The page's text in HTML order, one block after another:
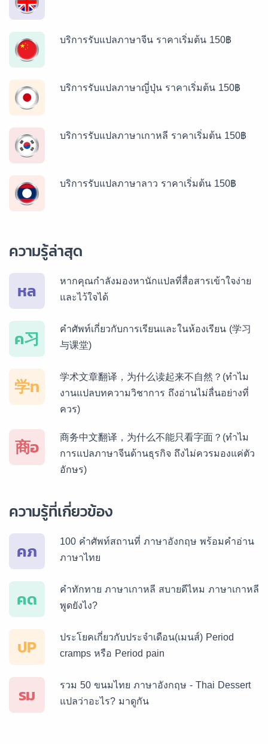
บริการรับแปลภาษาจีน ราคาเริ่มต้น 150฿
บริการรับแปลภาษาญี่ปุ่น ราคาเริ่มต้น 150฿
บริการรับแปลภาษาเกาหลี ราคาเริ่มต้น 150฿
บริการรับแปลภาษาลาว ราคาเริ่มต้น 150฿
บริการรับแปลภาษากัมพูชา ราคาเริ่มต้น 150฿
บริการรับแปลภาษาเวียดนาม ราคาเริ่มต้น 150฿
บริการรับแปลภาษาฝรั่งเศส ราคาเริ่มต้น 150฿
บริการรับแปลภาษาเยอรมัน ราคาเริ่มต้น 150฿
บริการรับแปลภาษารัสเซีย ราคาเริ่มต้น 150฿
ความรู้ล่าสุด
หล
หากคุณกำลังมองหานักแปลที่สื่อสารเข้าใจง่าย
และไว้ใจได้
ค习
คำศัพท์เกี่ยวกับการเรียนและในห้องเรียน (学习
与课堂)
学ท
学术文章翻译，为什么读起来不自然？(ทำไม
งานแปลบทความวิชาการ ถึงอ่านไม่ลื่นอย่างที่
ควร)
商อ
商务中文翻译，为什么不能只看字面？(ทำไม
การแปลภาษาจีนด้านธุรกิจ ถึงไม่ควรมองแค่ตัว
อักษร)
ความรู้ที่เกี่ยวข้อง
คภ
100 คำศัพท์สถานที่ ภาษาอังกฤษ พร้อมคำอ่าน
ภาษาไทย
คด
คำทักทาย ภาษาเกาหลี สบายดีไหม ภาษาเกาหลี
พูดยังไง?
ปP
ประโยคเกี่ยวกับประจำเดือน(เมนส์) Period
cramps หรือ Period pain
รม
รวม 50 ขนมไทย ภาษาอังกฤษ - Thai Dessert
แปลว่าอะไร? มาดูกัน